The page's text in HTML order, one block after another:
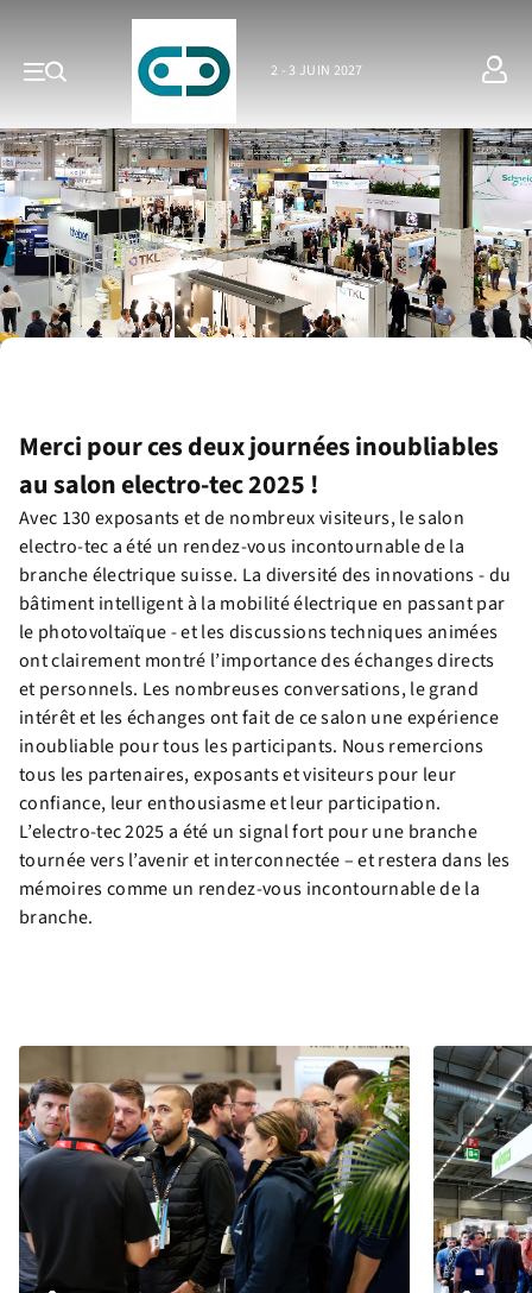
2 - 3 JUIN 2027
Merci pour ces deux journées inoubliables
au salon electro-tec 2025 !
Avec 130 exposants et de nombreux visiteurs, le salon
electro-tec a été un rendez-vous incontournable de la
branche électrique suisse. La diversité des innovations - du
bâtiment intelligent à la mobilité électrique en passant par
le photovoltaïque - et les discussions techniques animées
ont clairement montré l’importance des échanges directs
et personnels. Les nombreuses conversations, le grand
intérêt et les échanges ont fait de ce salon une expérience
inoubliable pour tous les participants. Nous remercions
tous les partenaires, exposants et visiteurs pour leur
confiance, leur enthousiasme et leur participation.
L’electro-tec 2025 a été un signal fort pour une branche
tournée vers l’avenir et interconnectée – et restera dans les
mémoires comme un rendez-vous incontournable de la
branche.